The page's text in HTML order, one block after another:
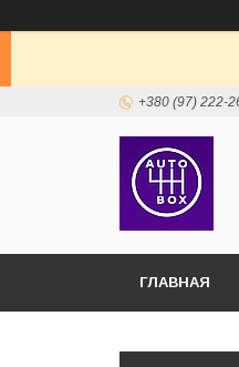
+380 (97) 222-
ГЛАВНАЯ